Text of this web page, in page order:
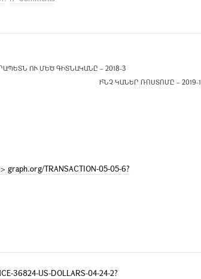
ՈՒ ՄԵԾ ԳԻՏՆԱԿԱՆԸ – 2018-3
Ի՞ՆՉ ԿԱՆԵՐ ՌՈՍՏՈՄԸ – 2019-1
graph.org/TRANSACTION-05-05-6?
36824-US-DOLLARS-04-24-2?